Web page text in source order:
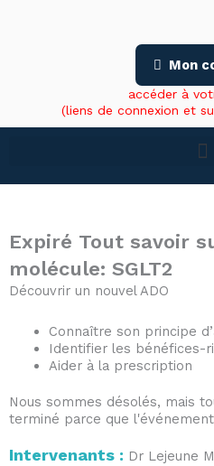
Mon
accéder à
(liens de connexion et
Expiré Tout savoir
molécule: SGLT2
Découvrir un nouvel ADO
Connaître son principe
Identifier les bénéfices-
Aider à la prescription
Nous sommes désolés, mais
terminé parce que
Intervenants : Dr Lejeune